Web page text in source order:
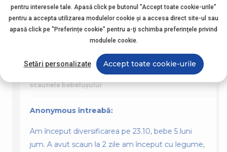
Alte întrebări asemănătoare
Nutriția Bebelușului
scaunele bebelușului
Anonymous întreabă:
Am început diversificarea pe 23.10, bebe 5 luni
jum. A avut scaun la 2 zile am început cu legume,
pentru interesele tale. Apasă click pe butonul "Accept toate cookie-urile"
pentru a accepta utilizarea modulelor cookie şi a accesa direct site-ul sau
apasă click pe "Preferințe cookie" pentru a-ţi schimba preferinţele privind
modulele cookie.
Setări personalizate Accept toate cookie-urile